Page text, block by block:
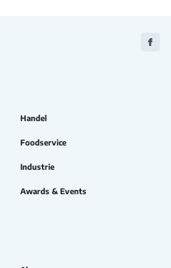
Zu
Handel
Foodservice
Industrie
Awards & Events